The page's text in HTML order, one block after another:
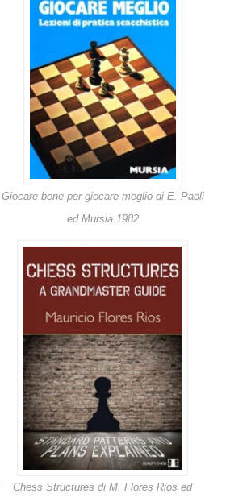
Giocare bene per giocare meglio di E. Paoli
ed Mursia 1982
Chess Structures di M. Flores Rios ed